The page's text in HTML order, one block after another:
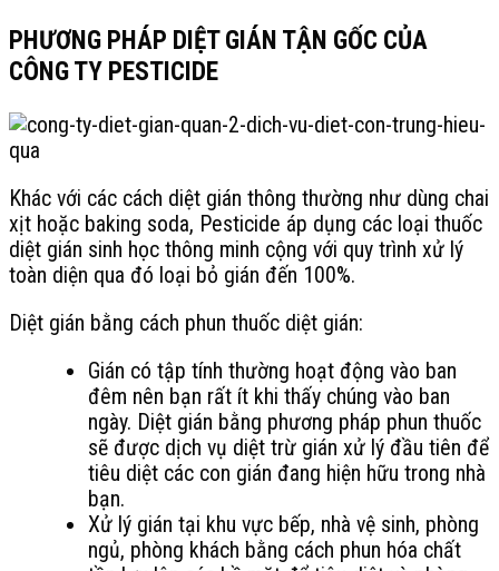
PHƯƠNG PHÁP DIỆT GIÁN TẬN GỐC CỦA
CÔNG TY PESTICIDE
Khác với các cách diệt gián thông thường như dùng chai
xịt hoặc baking soda, Pesticide áp dụng các loại thuốc
diệt gián sinh học thông minh cộng với quy trình xử lý
toàn diện qua đó loại bỏ gián đến 100%.
Diệt gián bằng cách phun thuốc diệt gián:
Gián có tập tính thường hoạt động vào ban
đêm nên bạn rất ít khi thấy chúng vào ban
ngày. Diệt gián bằng phương pháp phun thuốc
sẽ được dịch vụ diệt trừ gián xử lý đầu tiên để
tiêu diệt các con gián đang hiện hữu trong nhà
bạn.
Xử lý gián tại khu vực bếp, nhà vệ sinh, phòng
ngủ, phòng khách bằng cách phun hóa chất